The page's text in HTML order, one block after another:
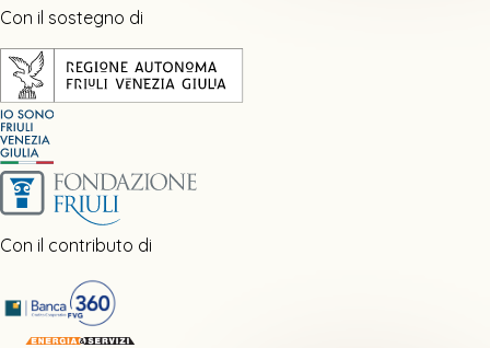
Con il sostegno di
Con il contributo di